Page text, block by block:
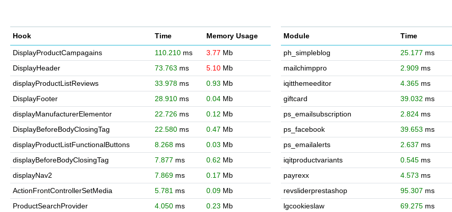
Hook Time Memory Usage
DisplayProductCampagains 110.210 ms 3.77 Mb
DisplayHeader
73.763 ms 5.10 Mb
displayProductListReviews
33.978 ms 0.93 Mb
DisplayFooter
28.910 ms 0.04 Mb
displayManufacturerElementor
22.726 ms 0.12 Mb
DisplayBeforeBodyClosingTag
22.580 ms 0.47 Mb
displayProductListFunctionalButtons
8.268 ms 0.03 Mb
displayBeforeBodyClosingTag
7.877 ms 0.62 Mb
displayNav2
7.869 ms 0.17 Mb
ActionFrontControllerSetMedia
5.781 ms 0.09 Mb
ProductSearchProvider
4.050 ms 0.23 Mb
Module Time
ph_simpleblog 25.177 ms
mailchimppro
2.909 ms
iqitthemeeditor
4.365 ms
giftcard
39.032 ms
ps_emailsubscription
2.824 ms
ps_facebook
39.653 ms
ps_emailalerts
2.637 ms
iqitproductvariants
0.545 ms
payrexx
4.573 ms
revsliderprestashop
95.307 ms
lgcookieslaw
69.275 ms